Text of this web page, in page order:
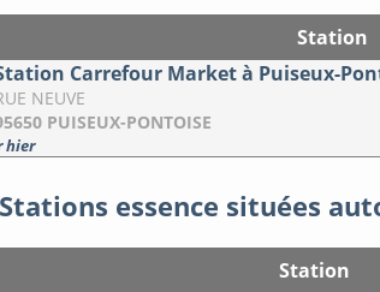
Station
Carrefour Market à Puiseux-
NEUVE
PUISEUX-PONTOISE
hier
Stations essence situées
Station